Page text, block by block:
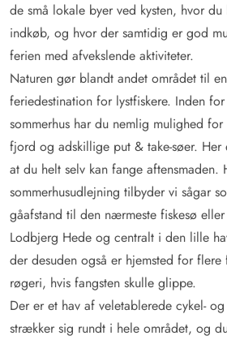
de små lokale byer ved kysten, hvor du
indkøb, og hvor der samtidig er god
ferien med afvekslende aktiviteter.
Naturen gør blandt andet området til
feriedestination for lystfiskere. Inden
sommerhus har du nemlig mulighed
fjord og adskillige put & take-søer.
at du helt selv kan fange aftensmaden.
sommerhusudlejning tilbyder vi sågar
gåafstand til den nærmeste fiskesø
Lodbjerg Hede og centralt i den lille
der desuden også er hjemsted for flere
røgeri, hvis fangsten skulle glippe.
Der er et hav af veletablerede cykel-
strækker sig rundt i hele området, og